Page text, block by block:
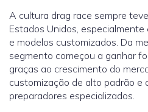
A cultura drag race sempre
Estados Unidos,
e modelos customizados. Da
segmento começou a ganhar
graças ao crescimento do
customização de alto padrão e
preparadores especializados.